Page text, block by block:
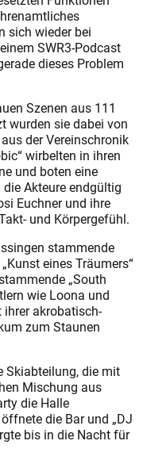
sich wieder bei
SWR3-Podcast
dieses Problem
Szenen aus 111
wurden sie dabei von
der Vereinschronik
wirbelten in ihren
und boten eine
Akteure endgültig
Euchner und ihre
und Körpergefühl.
stammende
eines Träumers“
„South
wie Loona und
ihrer akrobatisch-
zum Staunen
Skiabteilung, die mit
Mischung aus
die Halle
die Bar und „DJ
bis in die Nacht für